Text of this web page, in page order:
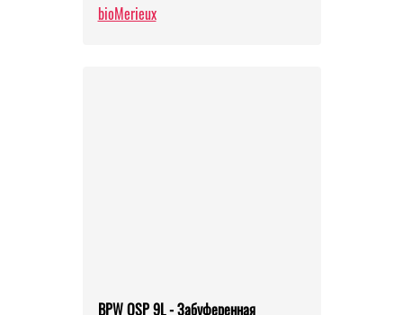
bioMerieux
BPW QSP 9L - Забуференная